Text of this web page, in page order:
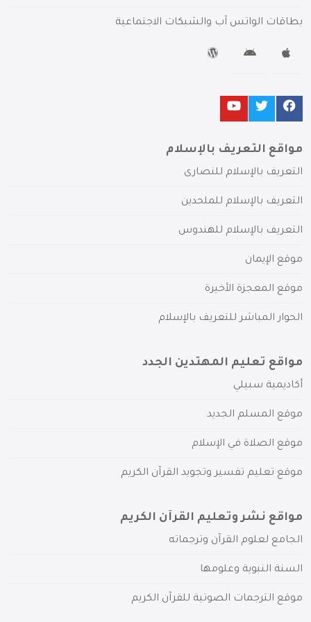
بطاقات الواتس آب والشبكات الاجتماعية
مواقع التعريف بالإسلام
التعريف بالإسلام للنصارى
التعريف بالإسلام للملحدين
التعريف بالإسلام للهندوس
موقع الإيمان
موقع المعجزة الأخيرة
الحوار المباشر للتعريف بالإسلام
مواقع تعليم المهتدين الجدد
أكاديمية سبيلي
موقع المسلم الجديد
موقع الصلاة في الإسلام
موقع تعليم تفسير وتجويد القرآن الكريم
مواقع نشر وتعليم القرآن الكريم
الجامع لعلوم القرآن وترجماته
السنة النبوية وعلومها
موقع الترجمات الصوتية للقرآن الكريم